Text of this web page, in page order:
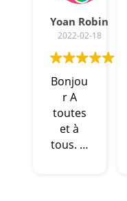
Yoan Robin
2022-02-18
Bonjou
r A
toutes
et à
tous. Je